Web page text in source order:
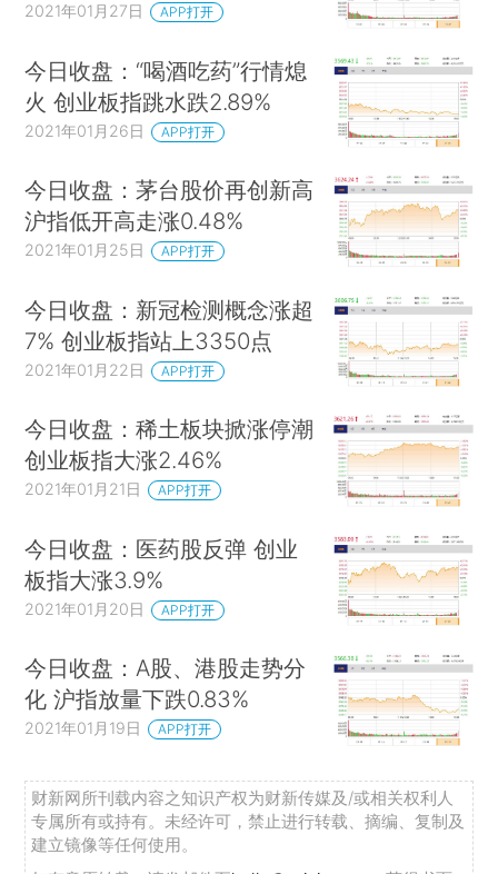
2021年01月27日 APP打开
今日收盘：“喝酒吃药”行情熄
火 创业板指跳水跌2.89%
2021年01月26日 APP打开
今日收盘：茅台股价再创新高
沪指低开高走涨0.48%
2021年01月25日 APP打开
今日收盘：新冠检测概念涨超
7% 创业板指站上3350点
2021年01月22日 APP打开
今日收盘：稀土板块掀涨停潮
创业板指大涨2.46%
2021年01月21日 APP打开
今日收盘：医药股反弹 创业
板指大涨3.9%
2021年01月20日 APP打开
今日收盘：A股、港股走势分
化 沪指放量下跌0.83%
2021年01月19日 APP打开
财新网所刊载内容之知识产权为财新传媒及/或相关权利人
专属所有或持有。未经许可，禁止进行转载、摘编、复制及
建立镜像等任何使用。